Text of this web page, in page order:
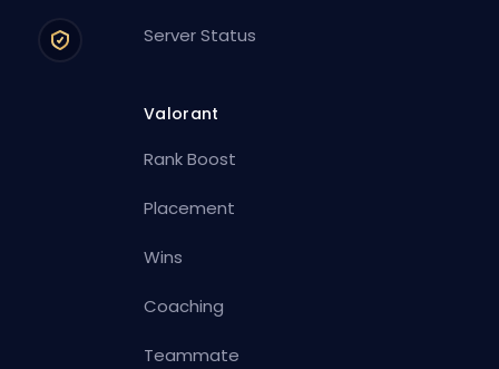
Server Status
Valorant
Rank Boost
Placement
Wins
Coaching
Teammate